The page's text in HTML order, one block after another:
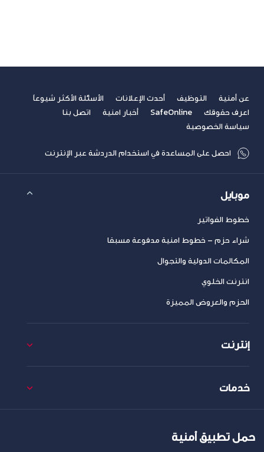
عن أمنية التوظيف أحدث الإعلانات
الأسئلة الأكثر شيوعاً
اعرف حقوقك
SafeOnline أخبار امنية
اتصل بنا
سياسة الخصوصية
احصل على المساعدة في استخدام الدردشة عبر الإنترنت
موبايل
خطوط الفواتير
شراء حزم – خطوط امنية مدفوعة مسبقا
المكالمات الدولية والتجوال
انترنت الخلوي
الحزم والعروض المميزة
إنترنت
خدمات
حمل تطبيق أمنية